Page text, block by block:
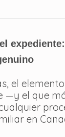
el
—y el que
en